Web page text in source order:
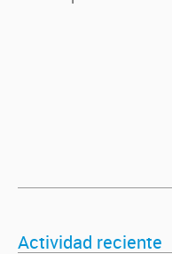
Actividad reciente